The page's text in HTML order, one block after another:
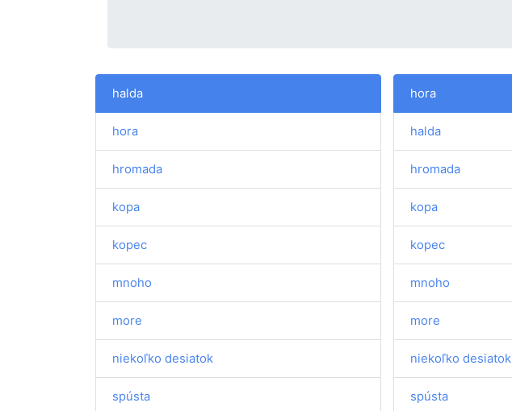
halda
hora
hromada
kopa
kopec
mnoho
more
niekoľko desiatok
spústa
hora
halda
hromada
kopa
kopec
mnoho
more
niekoľko desiatok
spústa